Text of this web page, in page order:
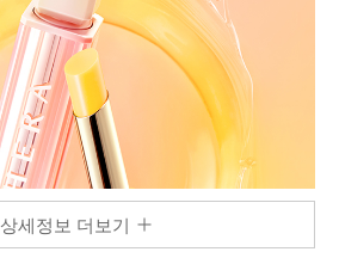
상세정보 더보기